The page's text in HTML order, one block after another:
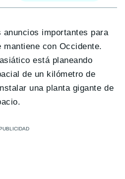
anuncios importantes para
con Occidente.
está planeando
de un kilómetro de
una planta gigante de